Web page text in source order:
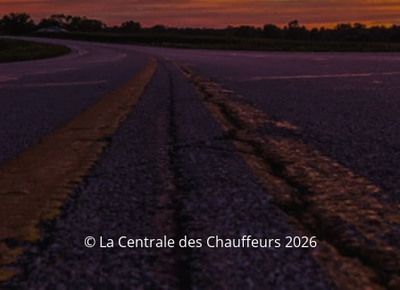
© La Centrale des Chauffeurs 2026